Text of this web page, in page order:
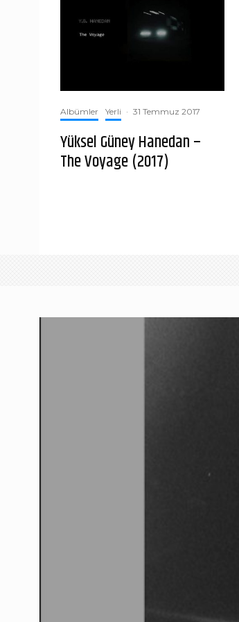
Albümler Yerli · 31 Temmuz 2017
Yüksel Güney Hanedan –
The Voyage (2017)